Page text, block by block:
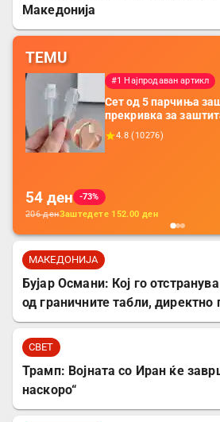
Македонија
TEMU
#1 Најпродаван артикл
Сет од 5 парчиња
прекривка за
додатоци за заштита
батерија, за
4.8 (10276)
54 ден
-73%
206денЗаштедете 152.00 ден
МАКЕДОНИЈА
Бујар Османи: Кој го
од граничните табли, директно
СВЕТ
Трамп: Војната со Иран ќе
наскоро“